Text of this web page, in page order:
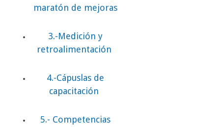
maratón de mejoras
3.-Medición y
retroalimentación
4.-Cápuslas de
capacitación
5.- Competencias